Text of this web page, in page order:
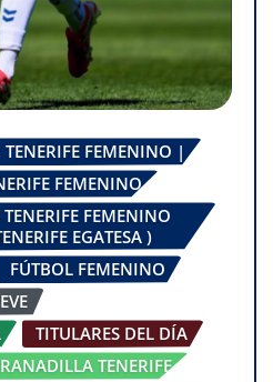
TENERIFE FEMENINO |
FEMENINO
FEMENINO
EGATESA )
FÚTBOL FEMENINO
TITULARES DEL DÍA
TENERIFE